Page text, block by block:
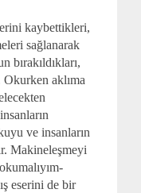
kaybettikleri,
sağlanarak
bırakıldıkları,
Okurken aklıma
ve insanların
Makineleşmeyi
eserini de bir